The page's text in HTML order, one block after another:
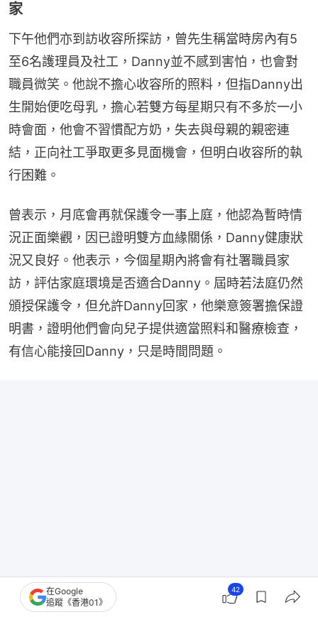
家
下午他們亦到訪收容所探訪，曾先生稱當時房內有5
至6名護理員及社工，Danny並不感到害怕，也會對
職員微笑。他說不擔心收容所的照料，但指Danny出
生開始便吃母乳，擔心若雙方每星期只有不多於一小
時會面，他會不習慣配方奶，失去與母親的親密連
結，正向社工爭取更多見面機會，但明白收容所的執
行困難。
曾表示，月底會再就保護令一事上庭，他認為暫時情
況正面樂觀，因已證明雙方血緣關係，Danny健康狀
況又良好。他表示，今個星期內將會有社署職員家
訪，評估家庭環境是否適合Danny。屆時若法庭仍然
頒授保護令，但允許Danny回家，他樂意簽署擔保證
明書，證明他們會向兒子提供適當照料和醫療檢查，
有信心能接回Danny，只是時間問題。
在Google
追蹤《香港01》
42